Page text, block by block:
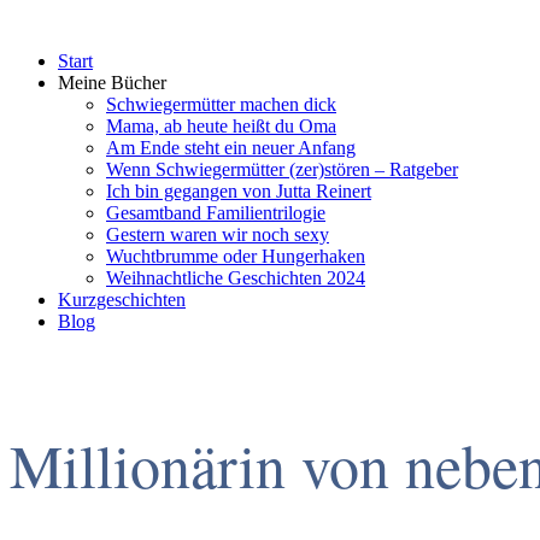
Start
Meine Bücher
Schwiegermütter machen dick
Mama, ab heute heißt du Oma
Am Ende steht ein neuer Anfang
Wenn Schwiegermütter (zer)stören – Ratgeber
Ich bin gegangen von Jutta Reinert
Gesamtband Familientrilogie
Gestern waren wir noch sexy
Wuchtbrumme oder Hungerhaken
Weihnachtliche Geschichten 2024
Kurzgeschichten
Blog
Millionärin von